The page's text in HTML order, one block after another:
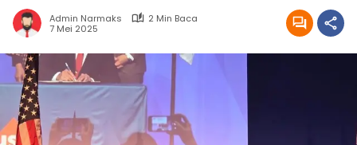
Admin Narmaks
2 Min Baca
7 Mei 2025